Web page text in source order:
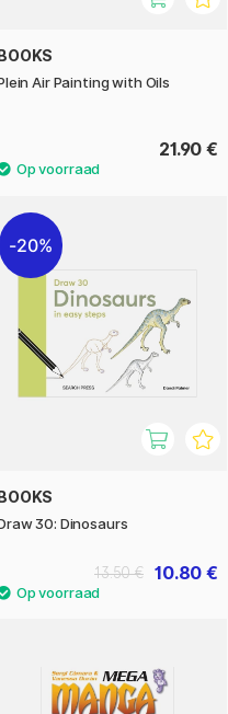
Air Painting with Oils
21.90 €
20%
30: Dinosaurs
10.80 €
13.50 €